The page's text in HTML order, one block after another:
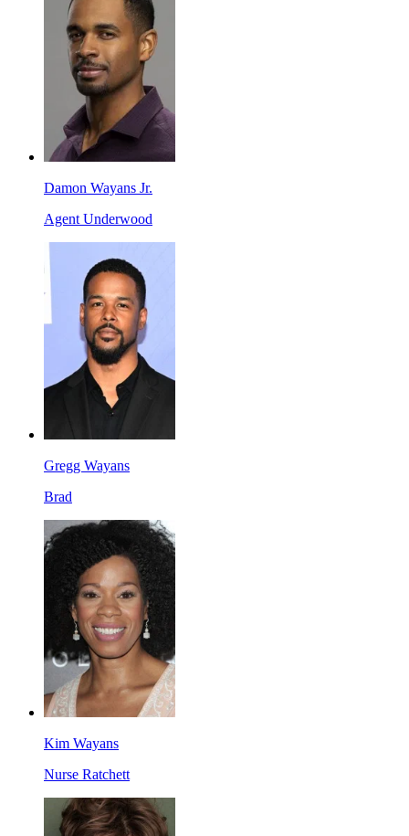
Damon Wayans Jr.
Agent Underwood
Gregg Wayans
Brad
Kim Wayans
Nurse Ratchett